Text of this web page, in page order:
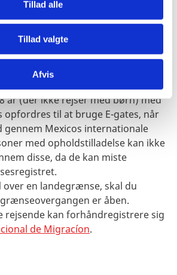
Tillad alle
Tillad valgte
Afvis
Børn og unge på rejse
i Mexico og som
end deres forældre, skal fremvise
forældre:
inm/acciones-y-
år (der ikke rejser med børn) med
opfordres til at bruge E-gates, når
gennem Mexicos internationale
med opholdstilladelse kan ikke
disse, da de kan miste
over en landegrænse, skal du
er åben.
rejsende kan forhåndregistrere sig
de Migracíon.